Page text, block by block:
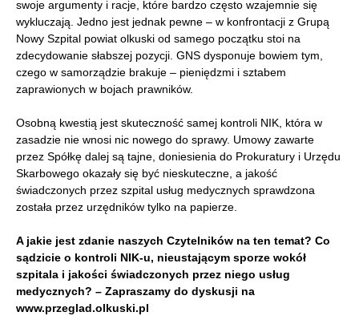
swoje argumenty i racje, które bardzo często wzajemnie się
wykluczają. Jedno jest jednak pewne – w konfrontacji z Grupą
Nowy Szpital powiat olkuski od samego początku stoi na
zdecydowanie słabszej pozycji. GNS dysponuje bowiem tym,
czego w samorządzie brakuje – pieniędzmi i sztabem
zaprawionych w bojach prawników.
Osobną kwestią jest skuteczność samej kontroli NIK, która w
zasadzie nie wnosi nic nowego do sprawy. Umowy zawarte
przez Spółkę dalej są tajne, doniesienia do Prokuratury i Urzędu
Skarbowego okazały się być nieskuteczne, a jakość
świadczonych przez szpital usług medycznych sprawdzona
została przez urzędników tylko na papierze.
A jakie jest zdanie naszych Czytelników na ten temat? Co
sądzicie o kontroli NIK-u, nieustającym sporze wokół
szpitala i jakości świadczonych przez niego usług
medycznych? – Zapraszamy do dyskusji na
www.przeglad.olkuski.pl